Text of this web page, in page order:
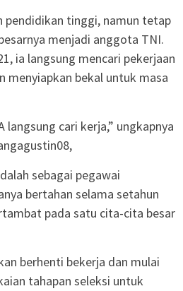
pendidikan tinggi, namun tetap
menjadi anggota TNI.
ia langsung mencari pekerjaan
menyiapkan bekal untuk masa
langsung cari kerja,” ungkapnya
sebagai pegawai
bertahan selama setahun
pada satu cita-cita besar
berhenti bekerja dan mulai
tahapan seleksi untuk